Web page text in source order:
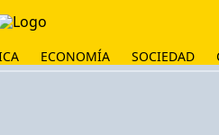
ECONOMÍA SOCIEDAD